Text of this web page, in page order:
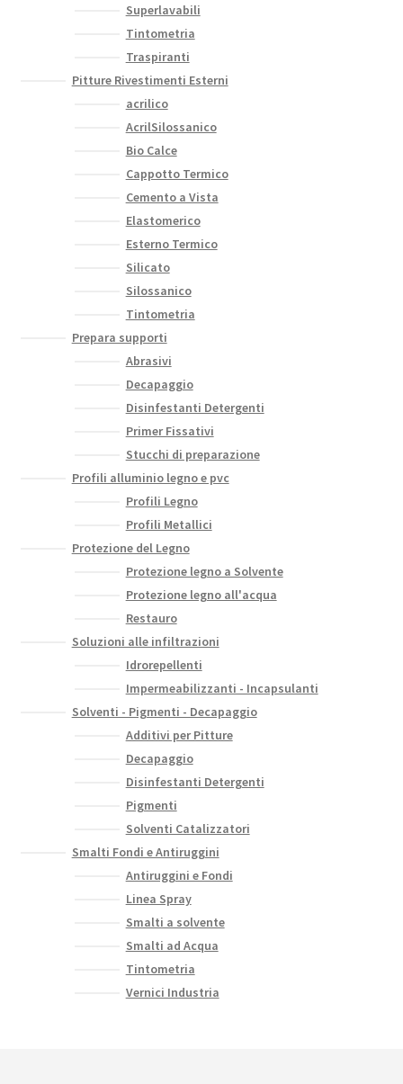
Superlavabili
Tintometria
Traspiranti
Pitture Rivestimenti Esterni
acrilico
AcrilSilossanico
Bio Calce
Cappotto Termico
Cemento a Vista
Elastomerico
Esterno Termico
Silicato
Silossanico
Tintometria
Prepara supporti
Abrasivi
Decapaggio
Disinfestanti Detergenti
Primer Fissativi
Stucchi di preparazione
Profili alluminio legno e pvc
Profili Legno
Profili Metallici
Protezione del Legno
Protezione legno a Solvente
Protezione legno all'acqua
Restauro
Soluzioni alle infiltrazioni
Idrorepellenti
Impermeabilizzanti - Incapsulanti
Solventi - Pigmenti - Decapaggio
Additivi per Pitture
Decapaggio
Disinfestanti Detergenti
Pigmenti
Solventi Catalizzatori
Smalti Fondi e Antiruggini
Antiruggini e Fondi
Linea Spray
Smalti a solvente
Smalti ad Acqua
Tintometria
Vernici Industria